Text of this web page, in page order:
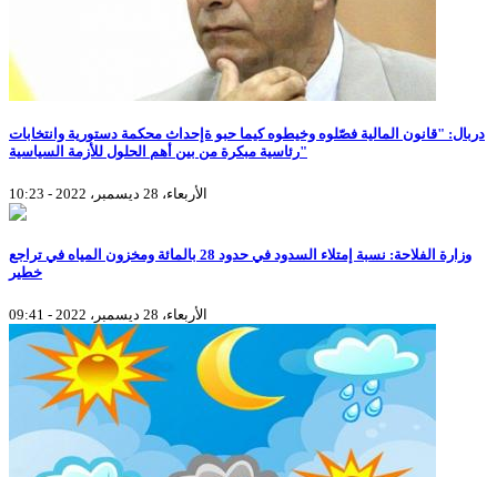
دربال: "قانون المالية فصّلوه وخيطوه كيما حبو ةإحداث محكمة دستورية وانتخابات
رئاسية مبكرة من بين أهم الحلول للأزمة السياسية"
الأربعاء، 28 ديسمبر، 2022 - 10:23
وزارة الفلاحة: نسبة إمتلاء السدود في حدود 28 بالمائة ومخزون المياه في تراجع
خطير
الأربعاء، 28 ديسمبر، 2022 - 09:41